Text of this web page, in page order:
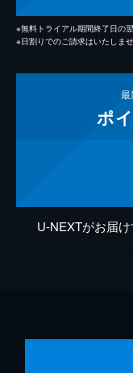
※無料トライアル期間終了日の
※日割りでのご請求はいたしませ
最
ポ
U-NEXTがお届